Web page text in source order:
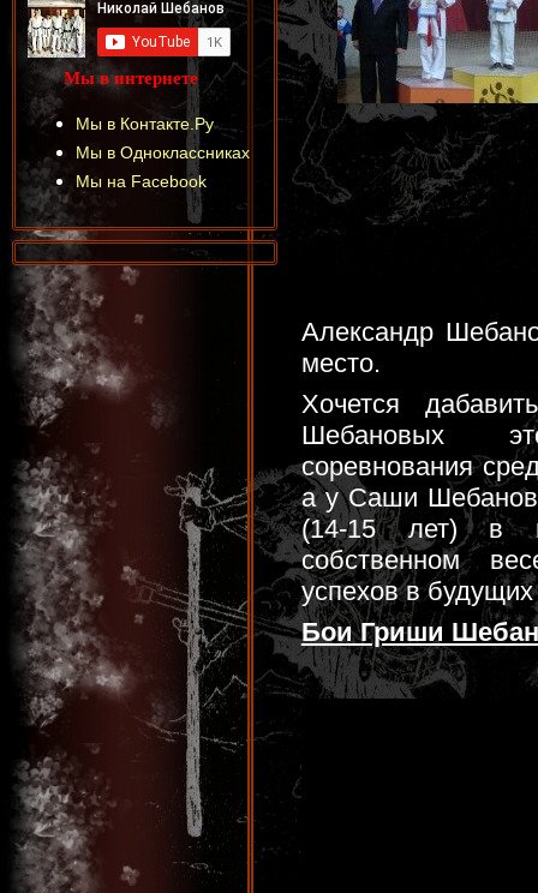
Александр
место.
Хочется
Шебановых
соревнования
а у Саши
(14-15 лет) в
собственном
успехов в будущих
Бои Гриши
Мы в интернете
Мы в Контакте.Ру
Мы в Одноклассниках
Мы на Facebook